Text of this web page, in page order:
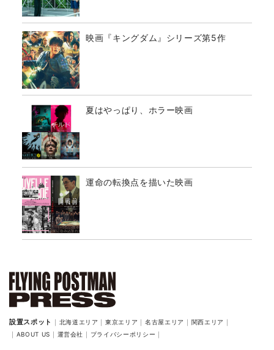
映画『キングダム』シリーズ第5作
夏はやっぱり、ホラー映画
運命の転換点を描いた映画
北海道エリア 東京エリア 名古屋エリア
関西エリア
ABOUT US
運営会社 プライバシーポリシー